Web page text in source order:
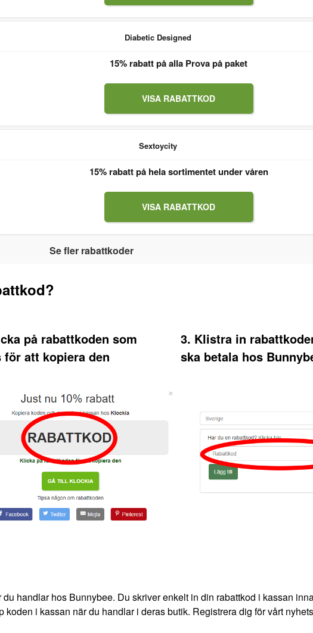
Diabetic Designed
15% rabatt på alla Prova på paket
VISA RABATTKOD
Sextoycity
15% rabatt på hela sortimentet under våren
VISA RABATTKOD
Se fler rabattkoder
på rabattkoden som
för att kopiera den
3. Klistra in
ska betala hos
handlar hos Bunnybee. Du skriver enkelt in din rabattkod i kassan
i kassan när du handlar i deras butik. Registrera dig för vårt